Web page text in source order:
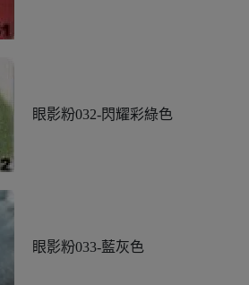
眼影粉032-閃耀彩綠色
眼影粉033-藍灰色